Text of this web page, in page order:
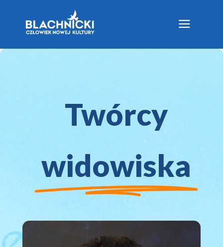
a
Twórcy
widowiska